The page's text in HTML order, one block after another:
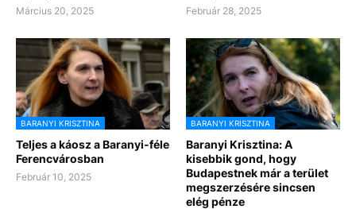
Március 20, 2025 Február 28, 2025
BARANYI KRISZTINA
Teljes a káosz a Baranyi-féle
Ferencvárosban
Február 10, 2025
BARANYI KRISZTINA
Baranyi Krisztina: A
kisebbik gond, hogy
Budapestnek már a terület
megszerzésére sincsen
elég pénze